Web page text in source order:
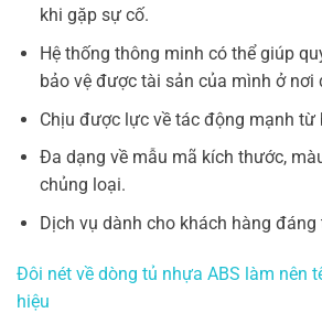
khi gặp sự cố.
Hệ thống thông minh có thể giúp
bảo vệ được tài sản của mình ở nơi
Chịu được lực về tác động mạnh từ
Đa dạng về mẫu mã kích thước,
chủng loại.
Dịch vụ dành cho khách hàng đáng
Đôi nét về dòng tủ nhựa ABS làm nên
hiệu